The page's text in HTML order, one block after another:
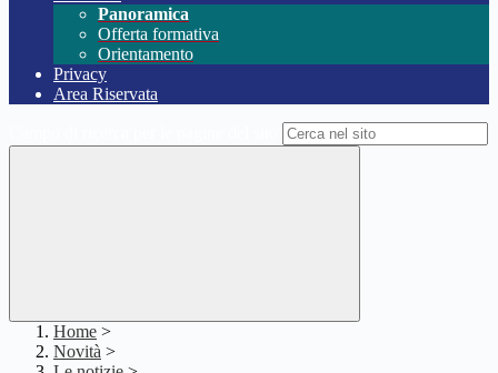
Panoramica
Offerta formativa
Orientamento
Privacy
Area Riservata
Home >
Novità >